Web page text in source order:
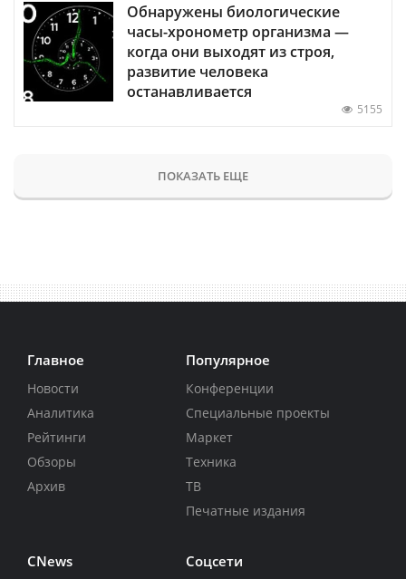
Обнаружены биологические
часы-хронометр организма —
когда они выходят из строя,
развитие человека
останавливается
5155
ПОКАЗАТЬ ЕЩЕ
Главное
Новости
Аналитика
Рейтинги
Обзоры
Архив
Популярное
Конференции
Специальные проекты
Маркет
Техника
ТВ
Печатные издания
CNews Соцсети